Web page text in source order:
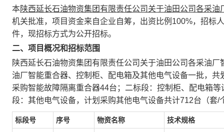
本陕西延长石油物资集团有限责任公司关于油田公司各采
机关批准，项目资金来自企业自筹，出资比例100%，招标
件，现招标方式为公开招标。
二、项目概况和招标范围
陕西延长石油物资集团有限责任公司关于油田公司各采油
油厂智能重合器、控制柜、配电箱及其他电气设备一批，
采购智能故障隔离重合器44台；二标段：控制柜、配电箱
段：其他电气设备，计划采购其他电气设备共计712台（套
标段号 序号 物资名称 技术规格